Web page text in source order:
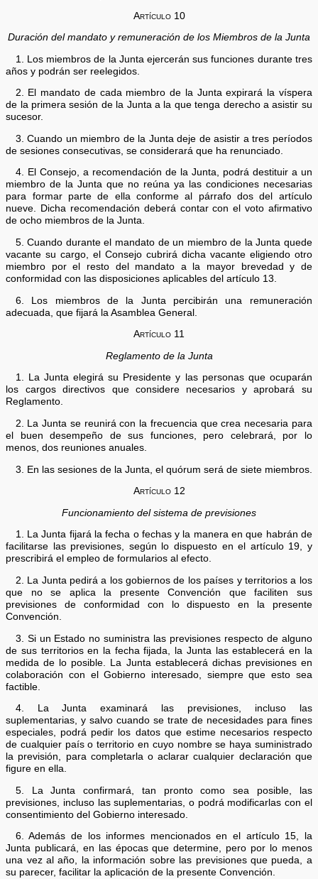
Artículo 10
Duración del mandato y remuneración de los Miembros de la Junta
1. Los miembros de la Junta ejercerán sus funciones durante tres
años y podrán ser reelegidos.
2. El mandato de cada miembro de la Junta expirará la víspera
de la primera sesión de la Junta a la que tenga derecho a asistir su
sucesor.
3. Cuando un miembro de la Junta deje de asistir a tres períodos
de sesiones consecutivas, se considerará que ha renunciado.
4. El Consejo, a recomendación de la Junta, podrá destituir a un
miembro de la Junta que no reúna ya las condiciones necesarias
para formar parte de ella conforme al párrafo dos del artículo
nueve. Dicha recomendación deberá contar con el voto afirmativo
de ocho miembros de la Junta.
5. Cuando durante el mandato de un miembro de la Junta quede
vacante su cargo, el Consejo cubrirá dicha vacante eligiendo otro
miembro por el resto del mandato a la mayor brevedad y de
conformidad con las disposiciones aplicables del artículo 13.
6. Los miembros de la Junta percibirán una remuneración
adecuada, que fijará la Asamblea General.
Artículo 11
Reglamento de la Junta
1. La Junta elegirá su Presidente y las personas que ocuparán
los cargos directivos que considere necesarios y aprobará su
Reglamento.
2. La Junta se reunirá con la frecuencia que crea necesaria para
el buen desempeño de sus funciones, pero celebrará, por lo
menos, dos reuniones anuales.
3. En las sesiones de la Junta, el quórum será de siete miembros.
Artículo 12
Funcionamiento del sistema de previsiones
1. La Junta fijará la fecha o fechas y la manera en que habrán de
facilitarse las previsiones, según lo dispuesto en el artículo 19, y
prescribirá el empleo de formularios al efecto.
2. La Junta pedirá a los gobiernos de los países y territorios a los
que no se aplica la presente Convención que faciliten sus
previsiones de conformidad con lo dispuesto en la presente
Convención.
3. Si un Estado no suministra las previsiones respecto de alguno
de sus territorios en la fecha fijada, la Junta las establecerá en la
medida de lo posible. La Junta establecerá dichas previsiones en
colaboración con el Gobierno interesado, siempre que esto sea
factible.
4. La Junta examinará las previsiones, incluso las
suplementarias, y salvo cuando se trate de necesidades para fines
especiales, podrá pedir los datos que estime necesarios respecto
de cualquier país o territorio en cuyo nombre se haya suministrado
la previsión, para completarla o aclarar cualquier declaración que
figure en ella.
5. La Junta confirmará, tan pronto como sea posible, las
previsiones, incluso las suplementarias, o podrá modificarlas con el
consentimiento del Gobierno interesado.
6. Además de los informes mencionados en el artículo 15, la
Junta publicará, en las épocas que determine, pero por lo menos
una vez al año, la información sobre las previsiones que pueda, a
su parecer, facilitar la aplicación de la presente Convención.